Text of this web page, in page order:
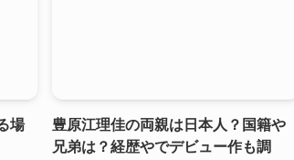
場
豊原江理佳の両親は日本人？国籍や
兄弟は？経歴やでデビュー作も調